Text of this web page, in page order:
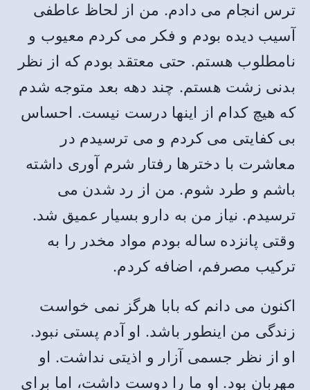
ترس انجام می دادم. من از لحاظ عاطفی
آسیب دیده بودم و فکر می کردم معیوب و
نامطلوب هستم. حتی معتقد بودم که از نظر
بدنی زشت هستم. چند دهه بعد متوجه شدم
که هیچ کدام از اینها درست نیست. احساس
بی کفایتی می کردم و می ترسیدم در
معاشرت با دخترها رفتار شرم آوری داشته
باشم و طرد شوم. من از رد شدن می
ترسیدم. نیاز من به دارو بسیار عمیق شد.
وقتی پانزده ساله بودم مواد مخدر را به
ترکیب مصرفم، اضافه کردم.
اکنون می دانم که بابا هرگز نمی خواست
زندگی من اینطور باشد. او آدم پستی نبود.
او از نظر جسمی آزار و اذیتی نداشت. او
مهربان بود. او ما را دوست داشت، اما برای